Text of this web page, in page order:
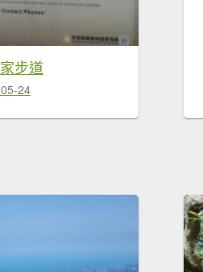
步道
24